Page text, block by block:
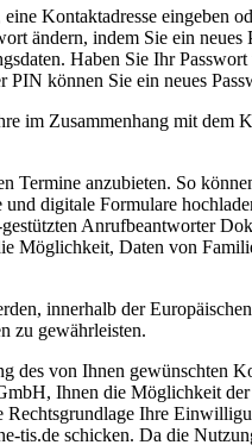
Kontaktadresse eingeben
ändern, indem Sie ein
Haben Sie Ihr
können Sie ein neues
Zusammenhang mit dem
anzubieten. So
digitale Formulare
Anrufbeantworter
Möglichkeit, Daten von
innerhalb der
zu gewährleisten.
von Ihnen gewünschten
Ihnen die Möglichkeit
Ihre
schicken. Da die